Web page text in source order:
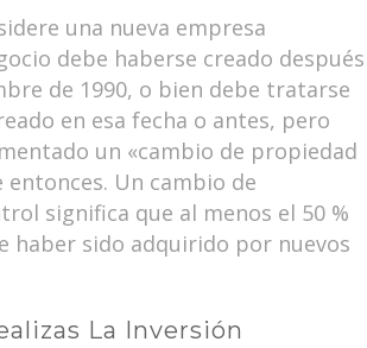
una nueva empresa
debe haberse creado después
de 1990, o bien debe tratarse
en esa fecha o antes, pero
un «cambio de propiedad
entonces. Un cambio de
significa que al menos el 50 %
haber sido adquirido por nuevos
La Inversión